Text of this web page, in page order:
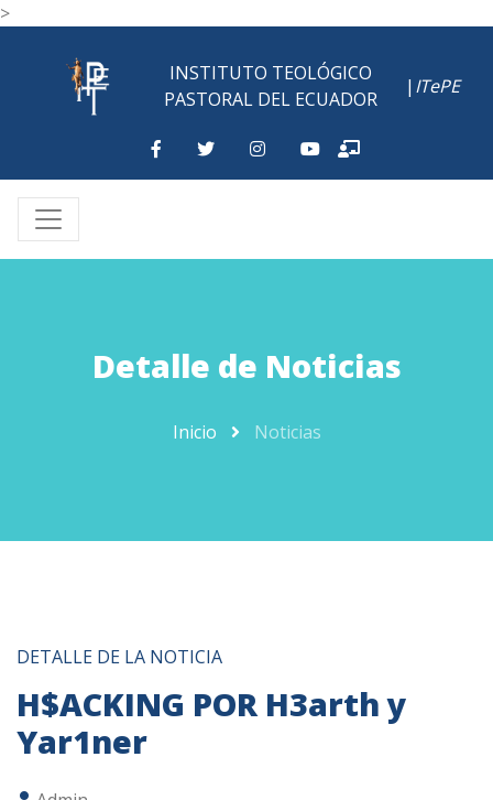
>
INSTITUTO TEOLÓGICO
PASTORAL DEL ECUADOR
| ITePE
Detalle de Noticias
Inicio Noticias
DETALLE DE LA NOTICIA
H$ACKING POR H3arth y
Yar1ner